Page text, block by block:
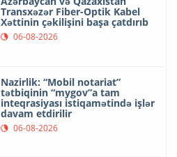
Transxəzər Fiber-Optik Kabel
Xəttinin çəkilişini başa çatdırıb
06-08-2026
Nazirlik: “Mobil notariat”
tətbiqinin “mygov”a tam
inteqrasiyası istiqamətində işlər
davam etdirilir
06-08-2026